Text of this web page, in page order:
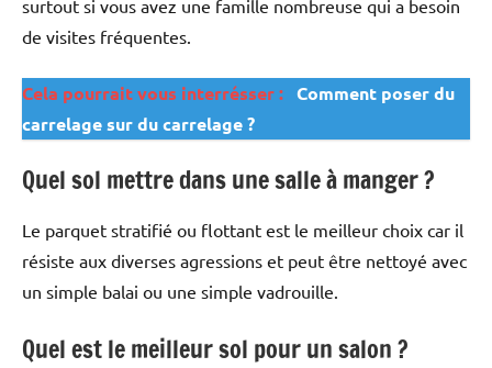
surtout si vous avez une famille nombreuse qui a besoin
de visites fréquentes.
Cela pourrait vous interrésser : Comment poser du
carrelage sur du carrelage ?
Quel sol mettre dans une salle à manger ?
Le parquet stratifié ou flottant est le meilleur choix car il
résiste aux diverses agressions et peut être nettoyé avec
un simple balai ou une simple vadrouille.
Quel est le meilleur sol pour un salon ?